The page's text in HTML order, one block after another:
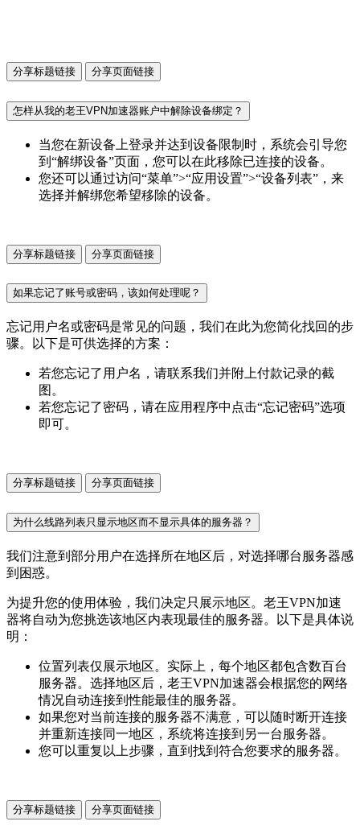
分享标题链接 分享页面链接
怎样从我的老王VPN加速器账户中解除设备绑定？
当您在新设备上登录并达到设备限制时，系统会引导您
到“解绑设备”页面，您可以在此移除已连接的设备。
您还可以通过访问“菜单”>“应用设置”>“设备列表”，来
选择并解绑您希望移除的设备。
分享标题链接 分享页面链接
如果忘记了账号或密码，该如何处理呢？
忘记用户名或密码是常见的问题，我们在此为您简化找回的步
骤。以下是可供选择的方案：
若您忘记了用户名，请联系我们并附上付款记录的截
图。
若您忘记了密码，请在应用程序中点击“忘记密码”选项
即可。
分享标题链接 分享页面链接
为什么线路列表只显示地区而不显示具体的服务器？
我们注意到部分用户在选择所在地区后，对选择哪台服务器感
到困惑。
为提升您的使用体验，我们决定只展示地区。老王VPN加速
器将自动为您挑选该地区内表现最佳的服务器。以下是具体说
明：
位置列表仅展示地区。实际上，每个地区都包含数百台
服务器。选择地区后，老王VPN加速器会根据您的网络
情况自动连接到性能最佳的服务器。
如果您对当前连接的服务器不满意，可以随时断开连接
并重新连接同一地区，系统将连接到另一台服务器。
您可以重复以上步骤，直到找到符合您要求的服务器。
分享标题链接 分享页面链接